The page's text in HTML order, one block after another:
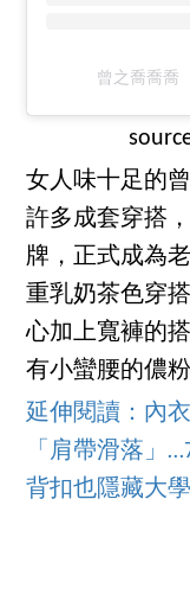
曾之喬喬喬
女人味十足的
許多成套穿搭
牌，正式成為
重乳奶茶色穿
心加上寬褲的
有小蠻腰的儂
延伸閱讀：內
「肩帶滑落」
背扣也隱藏大